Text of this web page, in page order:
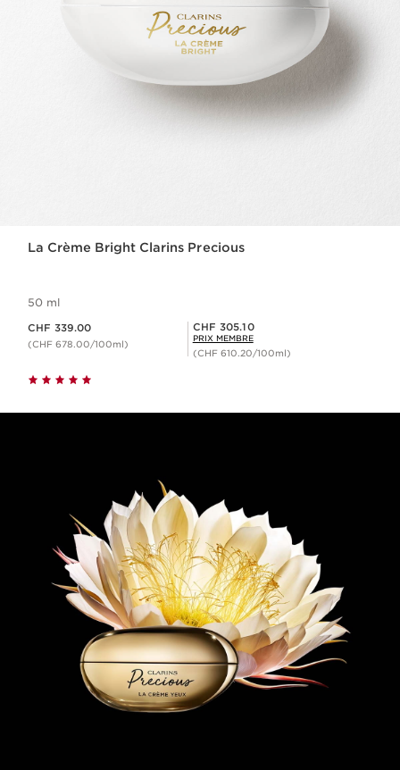
La Crème Bright Clarins Precious
50 ml
CHF 339.00
(CHF 678.00/100ml)
Prix Sérénité CHF 305.10
CHF 305.10
PRIX MEMBRE
(CHF 610.20/100ml)